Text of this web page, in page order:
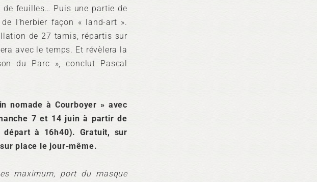
de feuilles… Puis une partie de
l’herbier façon « land-art ».
de 27 tamis, répartis sur
avec le temps. Et révèlera la
du Parc », conclut Pascal
nomade à Courboyer » avec
7 et 14 juin à partir de
à 16h40). Gratuit, sur
place le jour-même.
maximum, port du masque